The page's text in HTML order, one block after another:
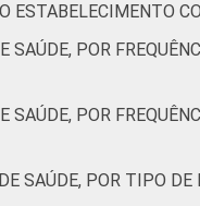
ESTABELECIMENTO
POR
POR
SAÚDE, POR TIPO